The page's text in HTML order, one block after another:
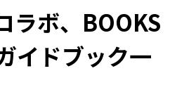
ラボ、BOOKS
イドブック一